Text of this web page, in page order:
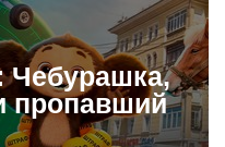
Чебурашка,
пропавший